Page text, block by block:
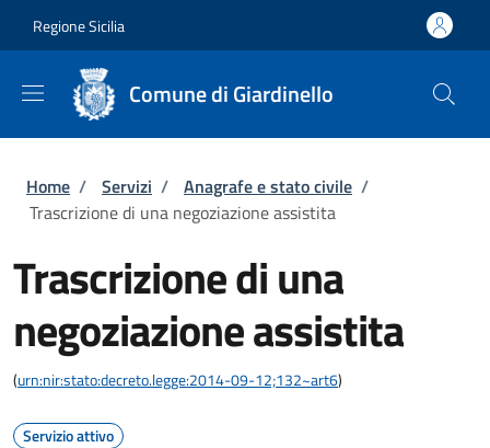
Regione Sicilia
Comune di Giardinello
Briciole di pane
Home / Servizi / Anagrafe e stato civile /
Trascrizione di una negoziazione assistita
Trascrizione di una
negoziazione assistita
(urn:nir:stato:decreto.legge:2014-09-12;132~art6)
Servizio attivo